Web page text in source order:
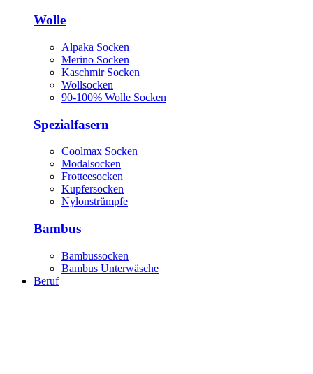
Wolle
Alpaka Socken
Merino Socken
Kaschmir Socken
Wollsocken
90-100% Wolle Socken
Spezialfasern
Coolmax Socken
Modalsocken
Frotteesocken
Kupfersocken
Nylonstrümpfe
Bambus
Bambussocken
Bambus Unterwäsche
Beruf